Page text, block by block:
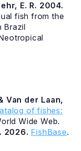
E. R. 2004.
fish from the
Brazil
Van der Laan,
of fishes:
Wide Web.
2026. FishBase.